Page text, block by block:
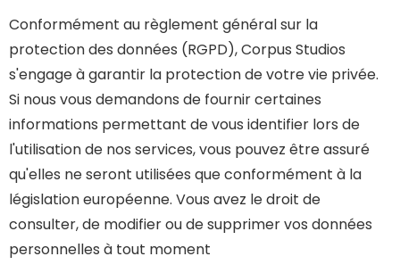
Conformément au règlement général sur la
protection des données (RGPD), Corpus Studios
s'engage à garantir la protection de votre vie privée.
Si nous vous demandons de fournir certaines
informations permettant de vous identifier lors de
l'utilisation de nos services, vous pouvez être assuré
qu'elles ne seront utilisées que conformément à la
législation européenne. Vous avez le droit de
consulter, de modifier ou de supprimer vos données
personnelles à tout moment